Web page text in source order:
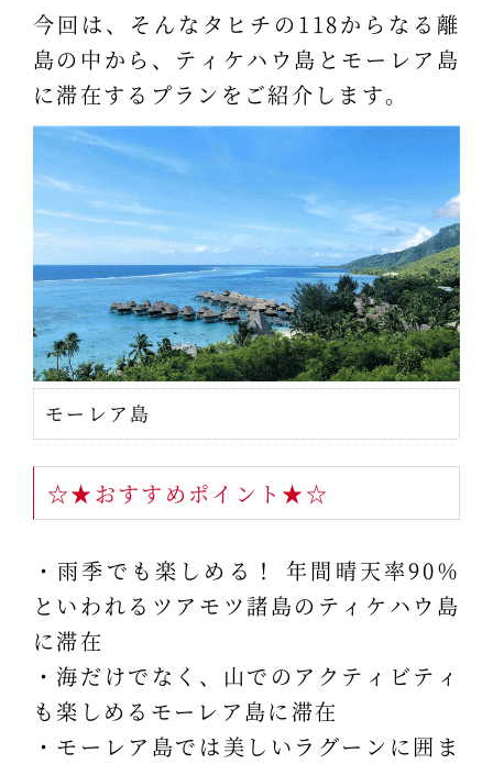
今回は、そんなタヒチの118からなる離
島の中から、ティケハウ島とモーレア島
に滞在するプランをご紹介します。
モーレア島
☆★おすすめポイント★☆
・雨季でも楽しめる！ 年間晴天率90％
といわれるツアモツ諸島のティケハウ島
に滞在
・海だけでなく、山でのアクティビティ
も楽しめるモーレア島に滞在
・モーレア島では美しいラグーンに囲ま